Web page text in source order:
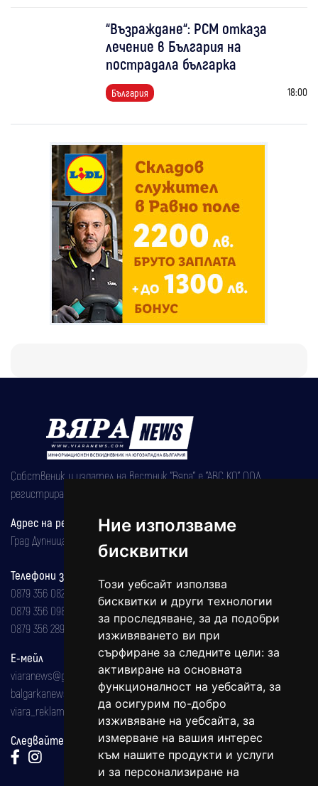
Ние използваме
бисквитки
Този уебсайт използва
бисквитки и други технологии
за проследяване, за да подобри
изживяването ви при
сърфиране за следните цели: за
активиране на основната
функционалност на уебсайта, за
да осигурим по-добро
изживяване на уебсайта, за
измерване на вашия интерес
към нашите продукти и услуги
и за персонализиране на
“Възраждане“: РСМ отказа
лечение в България на
пострадала българка
България 18:00
Собственик и издател на вестник "Вяра" е "АВС КО" ООД,
регистрирана на 08.05.2002 година.
Адрес на редакцията
Град Дупница, ул.''Христо Ботев" 43
Телефони за реклама и абонаменти
0879 356 082
0879 356 098
0879 356 289
Е-мейл
viaranews@gmail.com
balgarkanews@gmail.com
viara_reklama@mail.bg
Следвайте ни: